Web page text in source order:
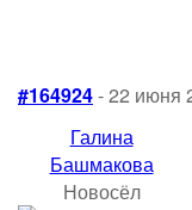
#164924- 22 июня
Галина
Башмакова
Новосёл